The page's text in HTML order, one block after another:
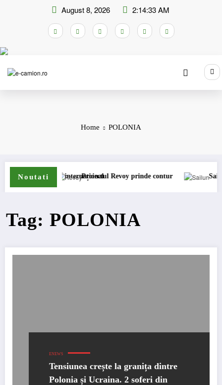
August 8, 2026 2:14:33 AM
Home POLONIA
Noutati
internațional
Proiectul Revoy prinde contur Sailun își extinde
Tag: POLONIA
ENEWS
Tensiunea crește la granița dintre
Polonia și Ucraina. 2 soferi din